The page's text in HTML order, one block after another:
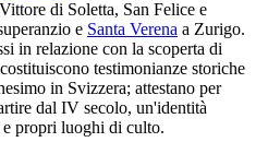
di Soletta, San Felice e
e Santa Verena a Zurigo.
in relazione con la scoperta di
testimonianze storiche
in Svizzera; attestano per
dal IV secolo, un'identità
propri luoghi di culto.